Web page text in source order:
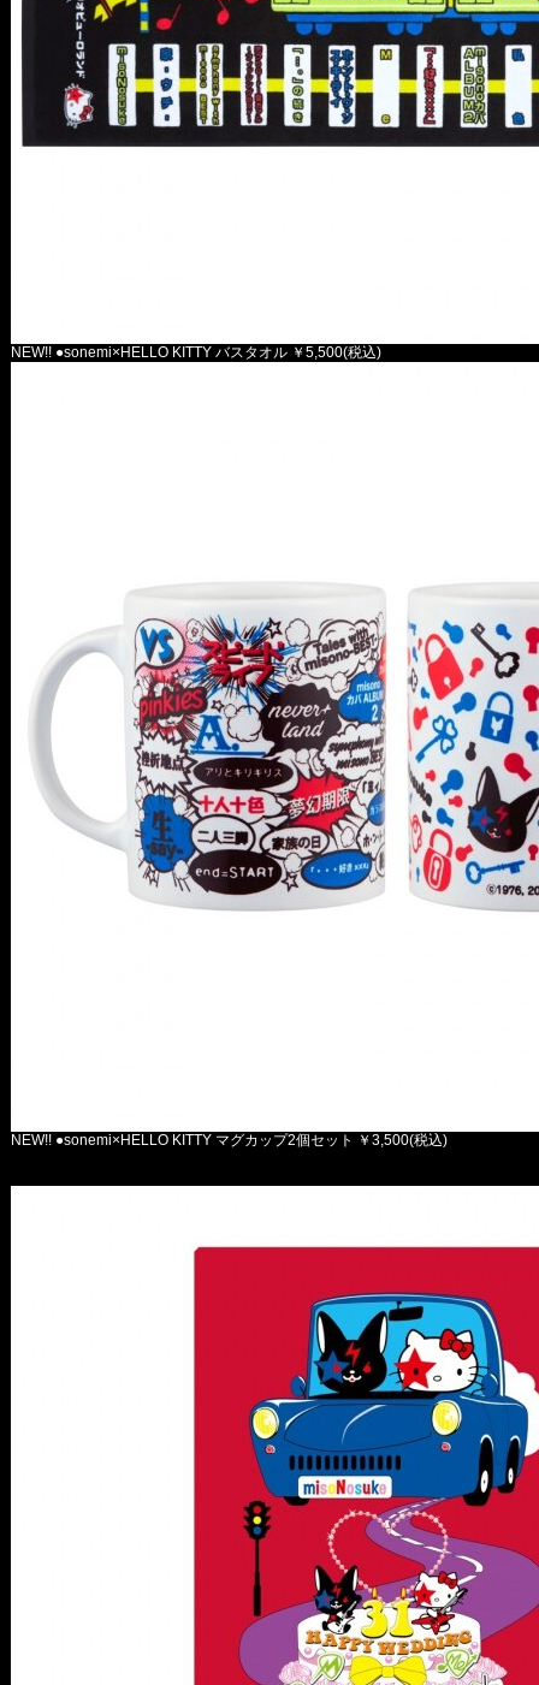
NEW!! ●sonemi×HELLO KITTY バスタオル ￥5,500(税込)
NEW!! ●sonemi×HELLO KITTY マグカップ2個セット ￥3,500(税込)